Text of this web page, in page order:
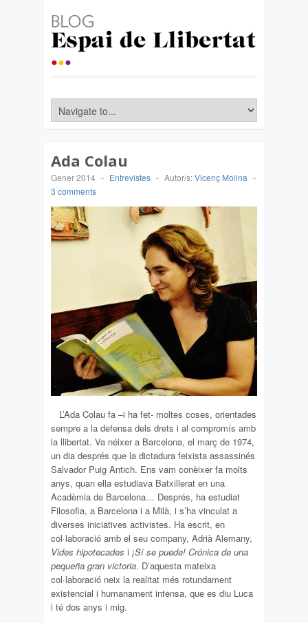
Ada Colau
Gener 2014 - Entrevistes - Autor/s:Vicenç Molina -
3 comments
L’Ada Colau fa –i ha fet- moltes coses, orientades
sempre a la defensa dels drets i al compromís amb
la llibertat. Va néixer a Barcelona, el març de 1974,
un dia després que la dictadura feixista assassinés
Salvador Puig Antich. Ens vam conèixer fa molts
anys, quan ella estudiava Batxillerat en una
Acadèmia de Barcelona… Després, ha estudiat
Filosofia, a Barcelona i a Milà, i s’ha vinculat a
diverses iniciatives activistes. Ha escrit, en
col·laboració amb el seu company, Adrià Alemany,
Vides hipotecades i ¡Sí se puede! Crónica de una
pequeña gran victoria. D’aquesta mateixa
col·laboració neix la realitat més rotundament
existencial i humanament intensa, que es diu Luca
i té dos anys i mig.